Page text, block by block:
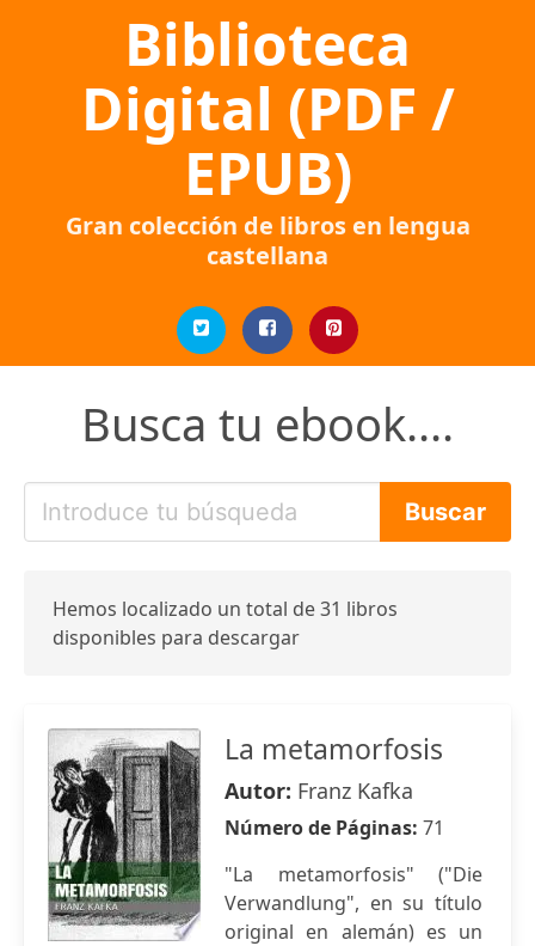
Biblioteca
Digital (PDF /
EPUB)
Gran colección de libros en lengua
castellana
Busca tu ebook....
Hemos localizado un total de 31 libros
disponibles para descargar
La metamorfosis
Autor: Franz Kafka
Número de Páginas: 71
"La metamorfosis" ("Die
Verwandlung", en su título
original en alemán) es un